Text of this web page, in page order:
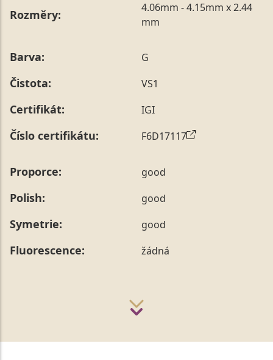
Rozměry:
4.06mm - 4.15mm x 2.44
mm
Barva: G
Čistota: VS1
Certifikát: IGI
Číslo certifikátu: F6D17117
Proporce: good
Polish: good
Symetrie: good
Fluorescence: žádná